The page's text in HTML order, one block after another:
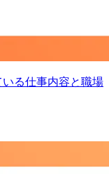
る仕事内容と職場